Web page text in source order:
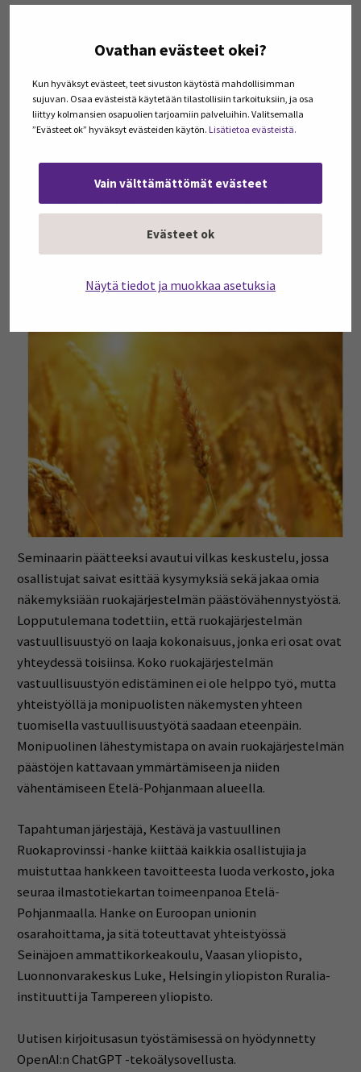
Ovathan evästeet okei?
Kun hyväksyt evästeet, teet sivuston käytöstä mahdollisimman
sujuvan. Osaa evästeistä käytetään tilastollisiin tarkoituksiin, ja osa
liittyy kolmansien osapuolien tarjoamiin palveluihin. Valitsemalla
”Evästeet ok” hyväksyt evästeiden käytön. Lisätietoa evästeistä.
Vain välttämättömät evästeet
Evästeet ok
Näytä tiedot ja muokkaa asetuksia
sektorit voivat osallistua päästöjen vähentämiseen ja
tulevaisuudessa. Niemi on mukanaJust food-
hankkeessa, jossa käsitellään laajasti ruokajärjestelmän
siirtymää oikeudenmukaisuuden näkökulmasta. Niemi
nosti esiin LukenTaloustohtori -verkkopalvelun, josta
löytyy tietoa muun muassa maatalouden
kasvihuonekaasupäästölaskentaan liittyen. Niemi
ruokajärjestelmän vaikutukset aluetalouteen ovat
alueita korkeammat.
Seminaarin päätteeksi avautui vilkas keskustelu, jossa
osallistujat saivat esittää kysymyksiä sekä jakaa omia
näkemyksiään ruokajärjestelmän päästövähennystyöstä.
Lopputulemana todettiin, että ruokajärjestelmän
vastuullisuustyö on laaja kokonaisuus, jonka eri osat ovat
yhteydessä toisiinsa. Koko ruokajärjestelmän
vastuullisuustyön edistäminen ei ole helppo työ, mutta
yhteistyöllä ja monipuolisten näkemysten yhteen
tuomisella vastuullisuustyötä saadaan eteenpäin.
Monipuolinen lähestymistapa on avain ruokajärjestelmän
päästöjen kattavaan ymmärtämiseen ja niiden
vähentämiseen Etelä-Pohjanmaan alueella.
Tapahtuman järjestäjä, Kestävä ja vastuullinen
Ruokaprovinssi -hanke kiittää kaikkia osallistujia ja
muistuttaa hankkeen tavoitteesta luoda verkosto, joka
seuraa ilmastotiekartan toimeenpanoa Etelä-
Pohjanmaalla. Hanke on Euroopan unionin
osarahoittama, ja sitä toteuttavat yhteistyössä
Seinäjoen ammattikorkeakoulu, Vaasan yliopisto,
Luonnonvarakeskus Luke, Helsingin yliopiston Ruralia-
instituutti ja Tampereen yliopisto.
Uutisen kirjoitusasun työstämisessä on hyödynnetty
OpenAI:n ChatGPT -tekoälysovellusta.